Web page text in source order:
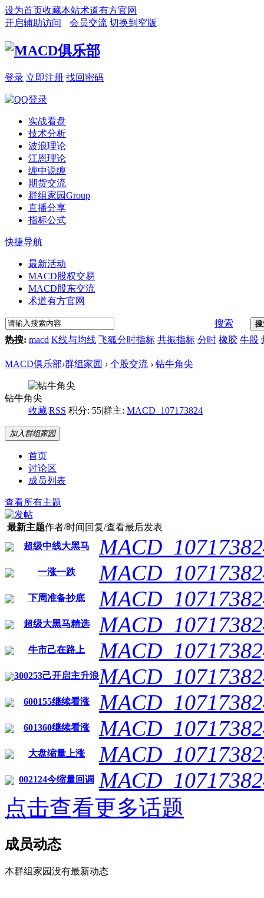
设为首页收藏本站术道有方官网
开启辅助访问
会员交流 切换到窄版
登录 立即注册 找回密码
实战看盘
技术分析
波浪理论
江恩理论
缠中说缠
期货交流
群组家园Group
直播分享
指标公式
快捷导航
最新活动
MACD股权交易
MACD股东交流
术道有方官网
搜索
热搜: macd K线与均线 飞狐分时指标 共振指标 分时 橡胶 牛股
MACD俱乐部›群组家园 › 个股交流 › 钻牛角尖
钻牛角尖
收藏|RSS 积分: 55|群主: MACD_107173824
加入群组家园
首页
讨论区
成员列表
查看所有主题
最新主题作者/时间 回复/查看最后发表
超级中线大黑马
一涨一跌
下周准备抄底
超级大黑马精选
牛市己在路上
300253己开启主升浪
600155继续看涨
601360继续看涨
大盘缩量上涨
002124今缩量回调
点击查看更多话题
成员动态
本群组家园没有最新动态